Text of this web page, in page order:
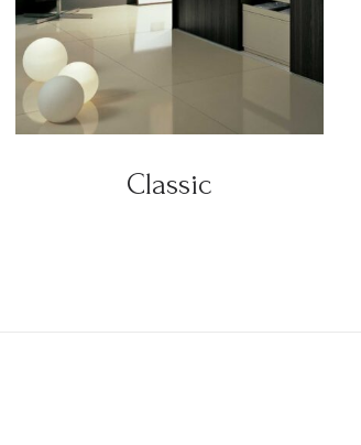
Classic